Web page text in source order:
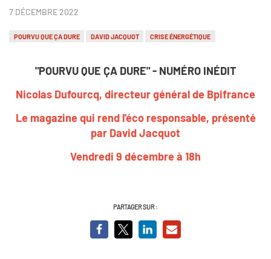
7 DÉCEMBRE 2022
POURVU QUE ÇA DURE DAVID JACQUOT CRISE ÉNERGÉTIQUE
"POURVU QUE ÇA DURE" - NUMÉRO INÉDIT
Nicolas Dufourcq, directeur général de Bpifrance
Le magazine qui rend l'éco responsable, présenté
par David Jacquot
Vendredi 9 décembre à 18h
PARTAGER SUR :